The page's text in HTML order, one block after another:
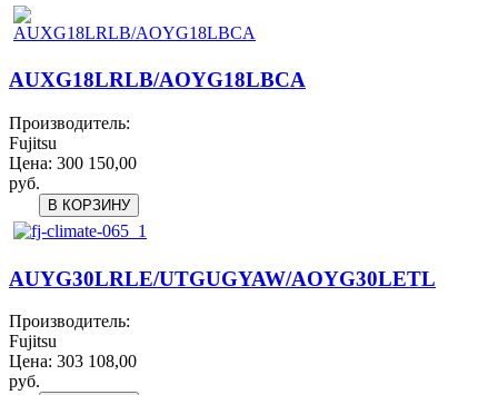
AUXG18LRLB/AOYG18LBCA
Производитель:
Fujitsu
Цена: 300 150,00
руб.
AUYG30LRLE/UTGUGYAW/AOYG30LETL
Производитель:
Fujitsu
Цена: 303 108,00
руб.